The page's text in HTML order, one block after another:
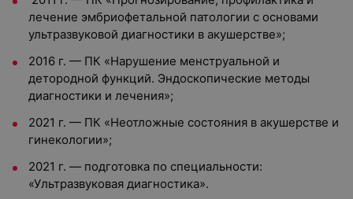
лечение эмбриофетальной патологии с основами
ультразвуковой диагностики в акушерстве»;
2016 г. — ПК «Нарушение менструальной и
детородной функций. Эндоскопические методы
диагностики и лечения»;
2021 г. — ПК «Неотложные состояния в акушерстве и
гинекологии»;
2021 г. — подготовка по специальности:
«Ультразвуковая диагностика».